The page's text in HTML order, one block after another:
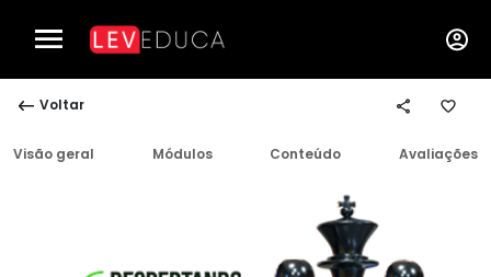
Voltar
Visão geral Módulos Conteúdo Avaliações